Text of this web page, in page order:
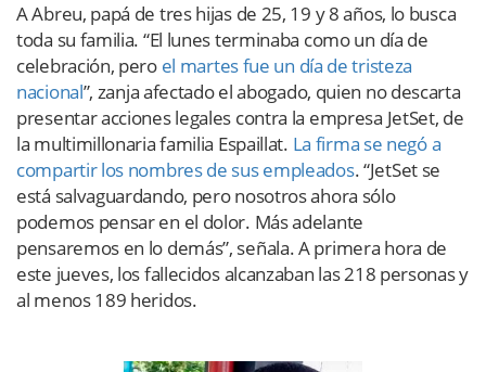
A Abreu, papá de tres hijas de 25, 19 y 8 años, lo busca
toda su familia. “El lunes terminaba como un día de
celebración, pero el martes fue un día de tristeza
nacional”, zanja afectado el abogado, quien no descarta
presentar acciones legales contra la empresa JetSet, de
la multimillonaria familia Espaillat. La firma se negó a
compartir los nombres de sus empleados. “JetSet se
está salvaguardando, pero nosotros ahora sólo
podemos pensar en el dolor. Más adelante
pensaremos en lo demás”, señala. A primera hora de
este jueves, los fallecidos alcanzaban las 218 personas y
al menos 189 heridos.